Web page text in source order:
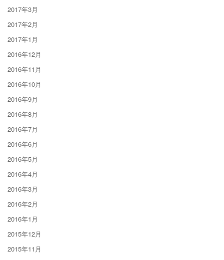
2017年3月
2017年2月
2017年1月
2016年12月
2016年11月
2016年10月
2016年9月
2016年8月
2016年7月
2016年6月
2016年5月
2016年4月
2016年3月
2016年2月
2016年1月
2015年12月
2015年11月